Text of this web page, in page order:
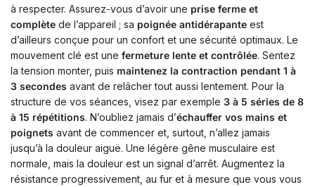
à respecter. Assurez-vous d’avoir une prise ferme et
complète de l’appareil ; sa poignée antidérapante est
d’ailleurs conçue pour un confort et une sécurité optimaux. Le
mouvement clé est une fermeture lente et contrôlée. Sentez
la tension monter, puis maintenez la contraction pendant 1 à
3 secondes avant de relâcher tout aussi lentement. Pour la
structure de vos séances, visez par exemple 3 à 5 séries de 8
à 15 répétitions. N’oubliez jamais d’échauffer vos mains et
poignets avant de commencer et, surtout, n’allez jamais
jusqu’à la douleur aiguë. Une légère gêne musculaire est
normale, mais la douleur est un signal d’arrêt. Augmentez la
résistance progressivement, au fur et à mesure que vous vous